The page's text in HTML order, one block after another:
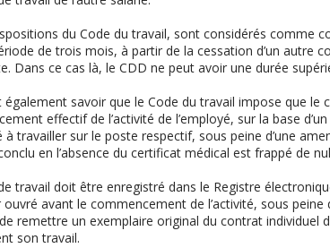
du Code du travail, sont considérés comme
de trois mois, à partir de la cessation d’un autre
Dans ce cas là, le CDD ne peut avoir une durée
également savoir que le Code du travail impose que
effectif de l’activité de l’employé, sur la base
à travailler sur le poste respectif, sous peine d’une
en l’absence du certificat médical est frappé de
travail doit être enregistré dans le Registre
avant le commencement de l’activité, sous peine
remettre un exemplaire original du contrat individuel
son travail.